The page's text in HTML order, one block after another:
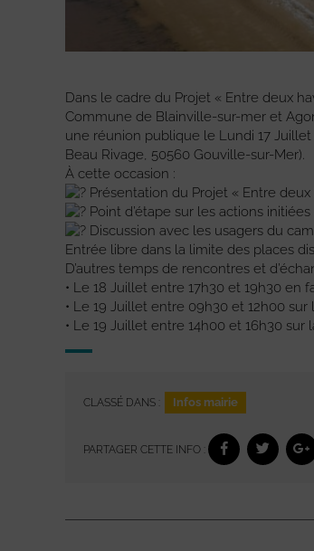
Dans le cadre du Projet « Entre deux
Commune de Blainville-sur-mer et
une réunion publique le Lundi 17
Beau Rivage, 50560 Gouville-sur-Mer).
À cette occasion :
Présentation du Projet « Entre
Point d’étape sur les actions initiées
Discussion avec les usagers du
Entrée libre dans la limite des places
D’autres temps de rencontres et
• Le 18 Juillet entre 17h30 et 19h30 en
• Le 19 Juillet entre 09h30 et 12h00
• Le 19 Juillet entre 14h00 et 16h30
CLASSÉ DANS : Infos mairie
PARTAGER CETTE INFO :